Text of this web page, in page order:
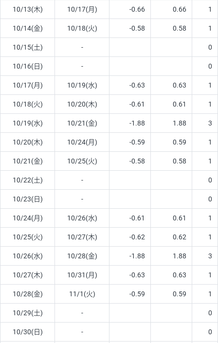
10/13(木) 10/17(月) -0.66 0.66 1
10/14(金) 10/18(火) -0.58 0.58 1
10/15(土) - 0
10/16(日) - 0
10/17(月) 10/19(水) -0.63 0.63 1
10/18(火) 10/20(木) -0.61 0.61 1
10/19(水) 10/21(金) -1.88 1.88 3
10/20(木) 10/24(月) -0.59 0.59 1
10/21(金) 10/25(火) -0.58 0.58 1
10/22(土) - 0
10/23(日) - 0
10/24(月) 10/26(水) -0.61 0.61 1
10/25(火) 10/27(木) -0.62 0.62 1
10/26(水) 10/28(金) -1.88 1.88 3
10/27(木) 10/31(月) -0.63 0.63 1
10/28(金) 11/1(火) -0.59 0.59 1
10/29(土) - 0
10/30(日) - 0